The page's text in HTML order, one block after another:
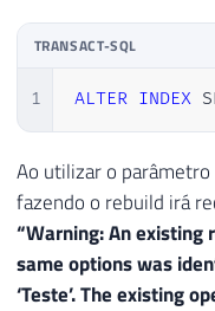
TRANSACT-SQL
1 ALTER INDEX
Ao utilizar o parâmetro
fazendo o rebuild irá
“Warning: An
same options was
‘Teste’. The existing